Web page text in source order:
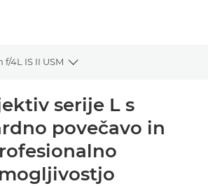
f/4L IS II USM
Toggle breadcrumbs
serije L s
povečavo in